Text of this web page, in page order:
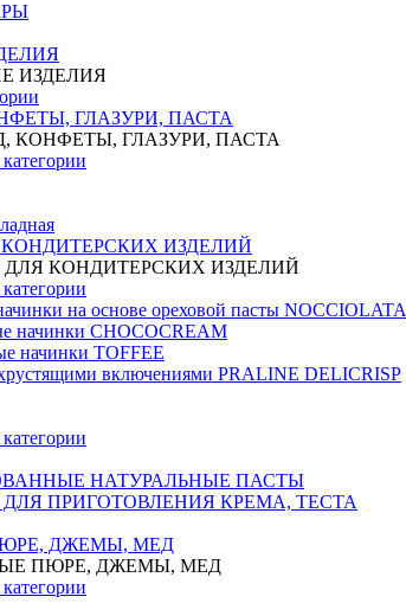
ИЗДЕЛИЯ
ГЛАЗУРИ, ПАСТА
КОНФЕТЫ, ГЛАЗУРИ, ПАСТА
ИЗДЕЛИЙ
КОНДИТЕРСКИХ ИЗДЕЛИЙ
на основе ореховой пасты NOCCIOLATA
начинки CHOCOCREAM
начинки TOFFEE
включениями PRALINE DELICRISP
НАТУРАЛЬНЫЕ ПАСТЫ
ПРИГОТОВЛЕНИЯ КРЕМА, ТЕСТА
ДЖЕМЫ, МЕД
ПЮРЕ, ДЖЕМЫ, МЕД